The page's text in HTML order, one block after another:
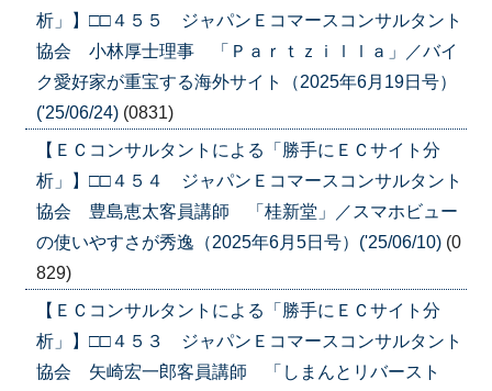
析」】□□４５５ ジャパンＥコマースコンサルタント
協会 小林厚士理事 「Ｐａｒｔｚｉｌｌａ」／バイ
ク愛好家が重宝する海外サイト（2025年6月19日号）
('25/06/24) (0831)
【ＥＣコンサルタントによる「勝手にＥＣサイト分
析」】□□４５４ ジャパンＥコマースコンサルタント
協会 豊島恵太客員講師 「桂新堂」／スマホビュー
の使いやすさが秀逸（2025年6月5日号）('25/06/10) (0
829)
【ＥＣコンサルタントによる「勝手にＥＣサイト分
析」】□□４５３ ジャパンＥコマースコンサルタント
協会 矢崎宏一郎客員講師 「しまんとリバースト